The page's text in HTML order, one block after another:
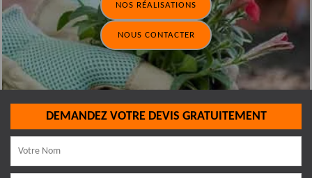
NOS RÉALISATIONS
NOUS CONTACTER
DEMANDEZ VOTRE DEVIS GRATUITEMENT